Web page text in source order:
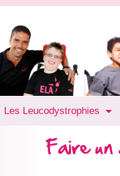
Les Leucodystrophies
Faire un